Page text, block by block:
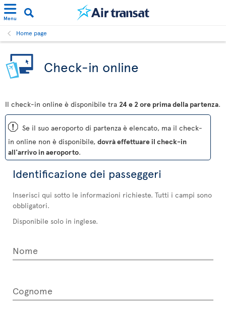
Menu
Home page
Check-in online
Il check-in online è disponibile tra 24 e 2 ore prima della partenza.
ü Se il suo aeroporto di partenza è elencato, ma il check-
in online non è disponibile, dovrà effettuare il check-in
all'arrivo in aeroporto.
Identificazione dei passeggeri
Inserisci qui sotto le informazioni richieste. Tutti i campi sono
obbligatori.
Disponibile solo in inglese.
Nome
Cognome